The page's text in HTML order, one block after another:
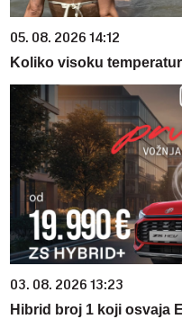
05. 08. 2026 14:12
Koliko visoku
03. 08. 2026 13:23
Hibrid broj 1 koji osvaja